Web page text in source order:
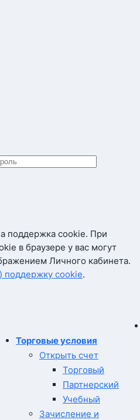
поддержка cookie. При
в браузере у вас могут
Личного кабинета.
поддержку cookie.
Торговые условия
Открыть счет
Торговый
Партнерский
Учебный
Зачисление и